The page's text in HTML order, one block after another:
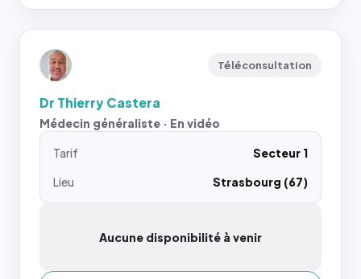
Téléconsultation
Dr Thierry Castera
Médecin généraliste · En vidéo
Tarif
Secteur 1
Lieu
Strasbourg (67)
Aucune disponibilité à venir